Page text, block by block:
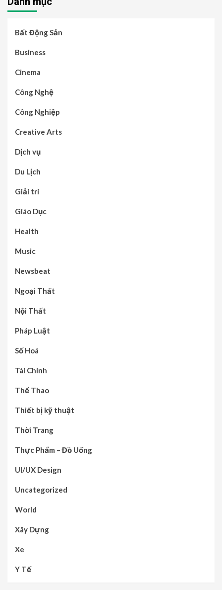
Bất Động Sản
Business
Cinema
Công Nghệ
Công Nghiệp
Creative Arts
Dịch vụ
Du Lịch
Giải trí
Giáo Dục
Health
Music
Newsbeat
Ngoại Thất
Nội Thất
Pháp Luật
Số Hoá
Tài Chính
Thể Thao
Thiết bị kỹ thuật
Thời Trang
Thực Phẩm – Đồ Uống
UI/UX Design
Uncategorized
World
Xây Dựng
Xe
Y Tế